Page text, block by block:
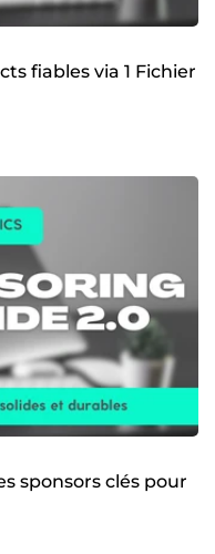
fiables via 1 Fichier
sponsors clés pour